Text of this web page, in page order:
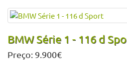
BMW Série 1 - 116 d
Preço: 9.900€